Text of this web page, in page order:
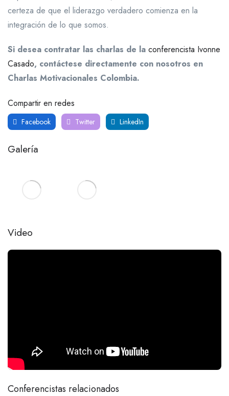
certeza de que el liderazgo verdadero comienza en la
integración de lo que somos.
Si desea contratar las charlas de la conferencista Ivonne
Casado, contáctese directamente con nosotros en
Charlas Motivacionales Colombia.
Compartir en redes
Facebook Twitter LinkedIn
Galería
Video
Conferencistas relacionados